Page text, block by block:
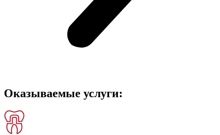
Оказываемые услуги: